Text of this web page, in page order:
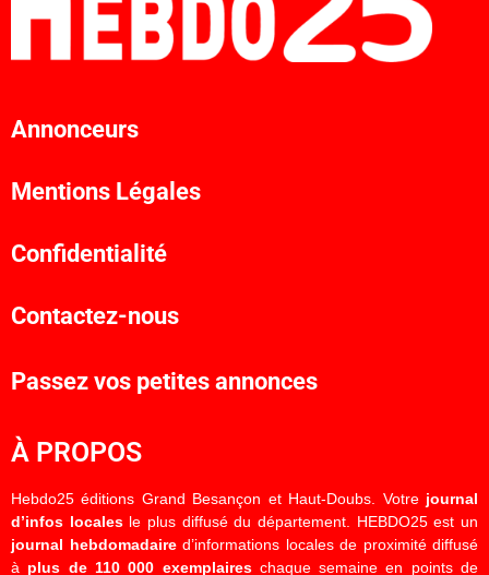
Annonceurs
Mentions Légales
Confidentialité
Contactez-nous
Passez vos petites annonces
À PROPOS
Hebdo25 éditions Grand Besançon et Haut-Doubs. Votre journal
d’infos localesle plus diffusé du département. HEBDO25 est un
journal hebdomadaired’informations locales de proximité diffusé
à plus de 110 000 exemplaireschaque semaine en points de